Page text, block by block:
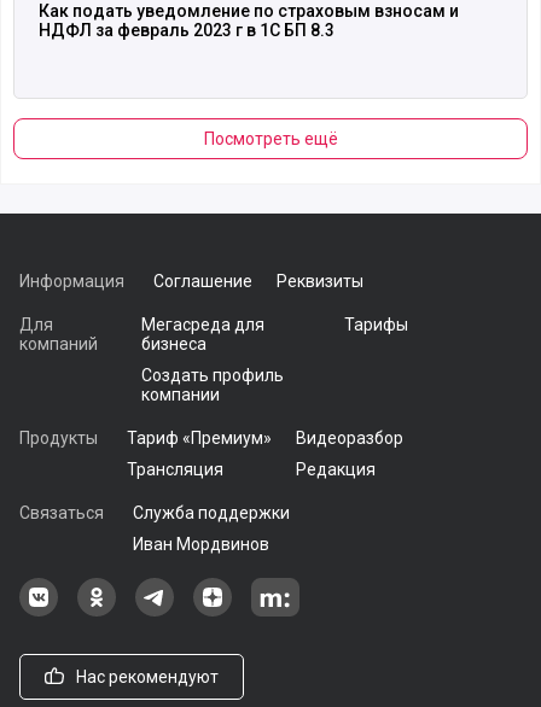
Как подать уведомление по страховым взносам и
НДФЛ за февраль 2023 г в 1С БП 8.3
Посмотреть ещё
Информация Соглашение Реквизиты
Для
компаний
Мегасреда для
бизнеса
Тарифы
Создать профиль
компании
Продукты Тариф «Премиум»
Видеоразбор
Трансляция
Редакция
Связаться
Служба поддержки
Иван Мордвинов
Наша группа в ВКонтакте
Наша группа на Одноклассники[
Наша группа в Telegram
наш профиль на Дзен
Наш аккаунт на Мегасреде
Нас рекомендуют